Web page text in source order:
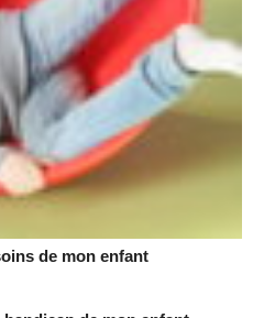
de mon enfant